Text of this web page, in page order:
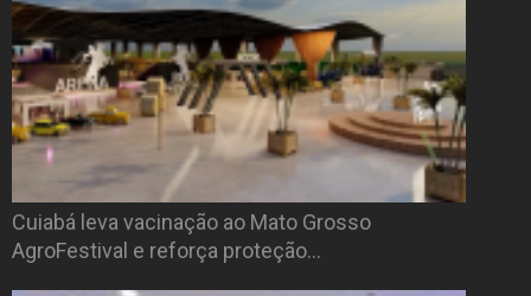
Cuiabá leva vacinação ao Mato Grosso
AgroFestival e reforça proteção…